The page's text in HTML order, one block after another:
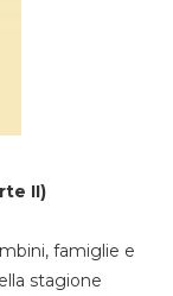
II)
famiglie e
stagione